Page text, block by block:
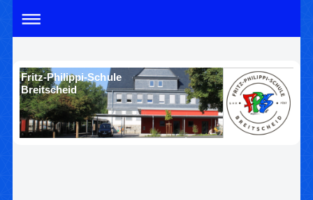
Fritz-Philippi-Schule
Breitscheid